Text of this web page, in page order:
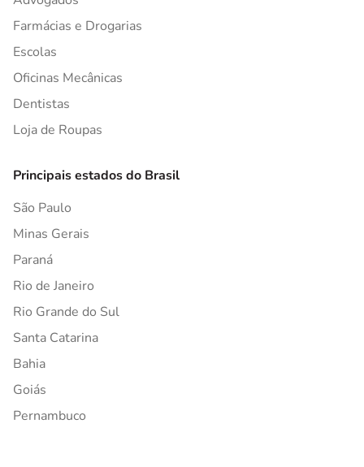
Farmácias e Drogarias
Escolas
Oficinas Mecânicas
Dentistas
Loja de Roupas
Principais estados do Brasil
São Paulo
Minas Gerais
Paraná
Rio de Janeiro
Rio Grande do Sul
Santa Catarina
Bahia
Goiás
Pernambuco